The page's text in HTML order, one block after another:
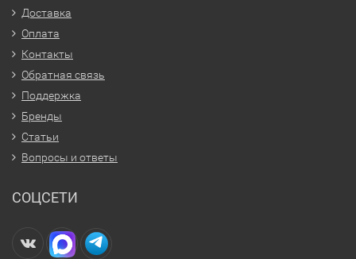
Доставка
Оплата
Контакты
Обратная связь
Поддержка
Бренды
Статьи
Вопросы и ответы
СОЦСЕТИ